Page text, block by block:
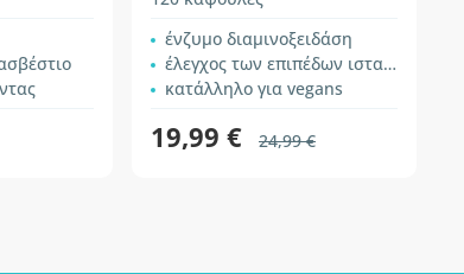
ένζυμο διαμινοξειδάση
έλεγχος των επιπέδων ισταμίνης στο σώμα
κατάλληλο για vegans
19,99 € 24,99 €